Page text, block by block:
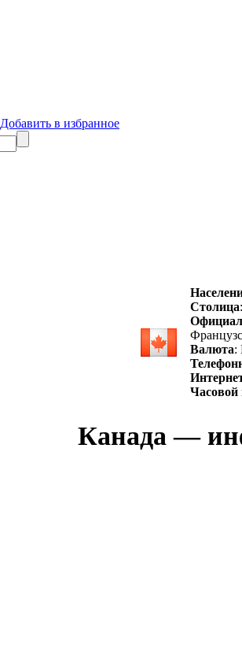
Добавить в избранное
Столица
Валюта:
Часовой
Канада —